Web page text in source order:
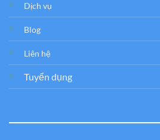
Dịch vụ
Blog
Liên hệ
Tuyển dụng